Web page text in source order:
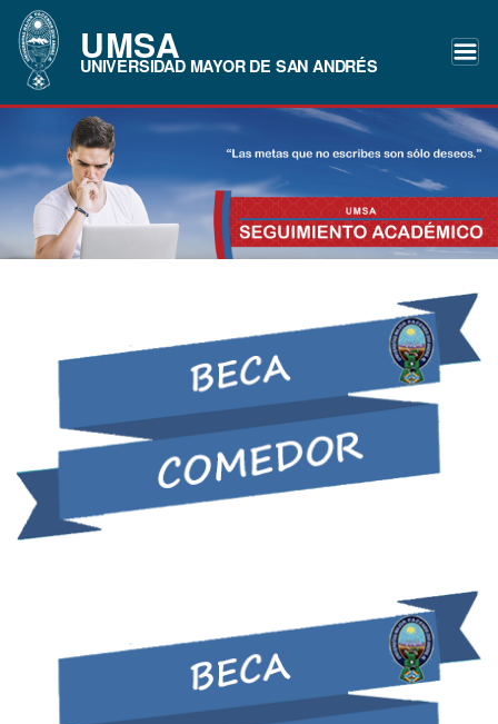
UMSA
UNIVERSIDAD MAYOR DE SAN ANDRÉS